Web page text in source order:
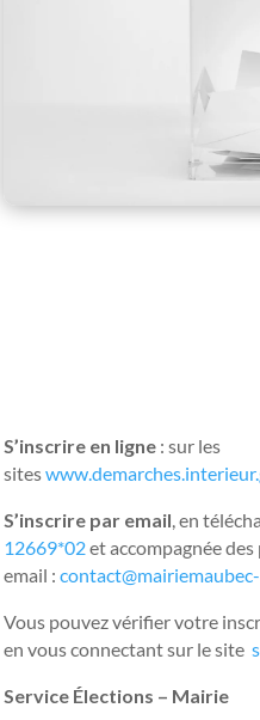
S’inscrire en ligne: sur les
sites
S’inscrire par email, en
12669*02et accompagnée des
email :
Vous pouvez vérifier votre
en vous connectant sur le site
Service Élections – Mairie